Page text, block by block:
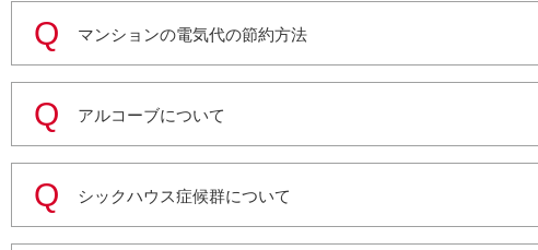
マンションの電気代の節約方法
アルコーブについて
シックハウス症候群について